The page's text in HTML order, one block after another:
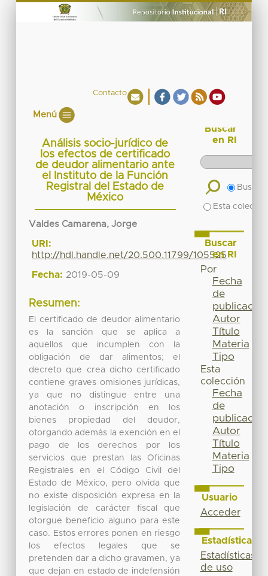
Contacto
Menú
Análisis socio-jurídico de
los efectos de certificado
de deudor alimentario ante
el Instituto de la Función
Registral del Estado de
México
Valdes Camarena, Jorge
URI:
http://hdl.handle.net/20.500.11799/105525
Fecha: 2019-05-09
Resumen:
El certificado de deudor alimentario
es la sanción que se aplica a
aquellos que incumplen con la
obligación de dar alimentos; el
decreto que crea dicho certificado
contiene graves omisiones jurídicas,
ya que no distingue entre una
anotación o inscripción en los
bienes propiedad del deudor,
otorgando además la exención en el
pago de los derechos por los
servicios que prestan las Oficinas
Registrales en el Código Civil del
Estado de México, pero olvida que
no existe disposición expresa en la
legislación de carácter fiscal que
otorgue beneficio alguno para este
caso. Estos errores ponen en riesgo
los efectos legales que se
pretenden dar a dicho gravamen, ya
que dejan en estado de indefensión
Buscar
en RI
Buscar
Esta
Buscar
en RI
Por
Fecha
de
publicación
Autor
Título
Materia
Tipo
Esta
colección
Fecha
de
publicación
Autor
Título
Materia
Tipo
Usuario
Acceder
Estadísticas
Estadísticas
de uso